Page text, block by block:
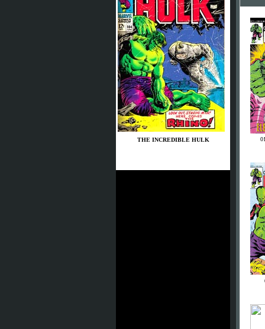
THE INCREDIBLE HULK